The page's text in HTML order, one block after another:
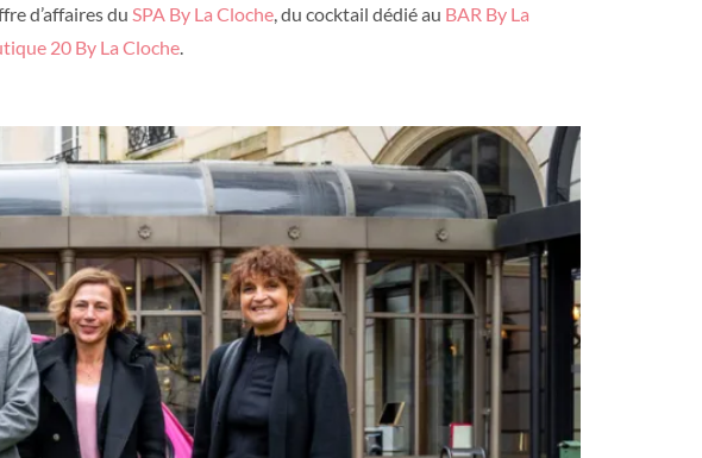
d’affaires du SPA By La Cloche , du cocktail dédié au BAR By La
20 By La Cloche